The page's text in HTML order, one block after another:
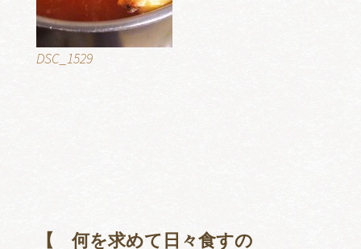
DSC_1529
【 何を求めて日々食すの